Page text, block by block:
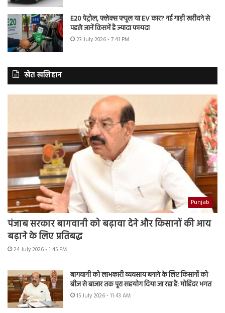
E20 पेट्रोल, फ्लेक्स फ्यूल या EV कार? नई गाड़ी खरीदने से
पहले जानें किसमें है ज्यादा फायदा
23 July 2026 - 7:41 PM
खेत खलिहान
Punjab
पंजाब सरकार बागवानी को बढ़ावा देने और किसानों की आय
बढ़ाने के लिए प्रतिबद्ध
24 July 2026 - 1:45 PM
बागवानी को लाभकारी व्यवसाय बनाने के लिए किसानों को
बीज से बाजार तक पूरा सहयोग दिया जा रहा है: मोहिंदर भगत
15 July 2026 - 11:43 AM